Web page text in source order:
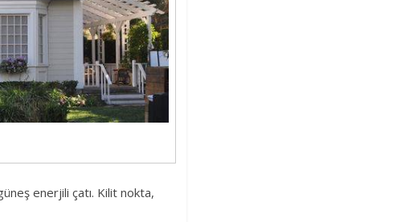
enerjili çatı. Kilit nokta,